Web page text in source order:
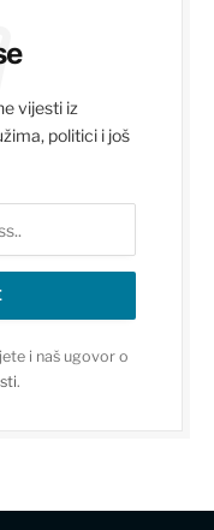
vijesti iz
politici i još
i naš ugovor o
.